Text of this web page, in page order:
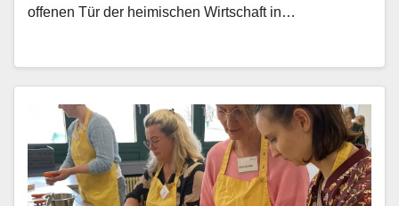
offenen Tür der heimischen Wirtschaft in…